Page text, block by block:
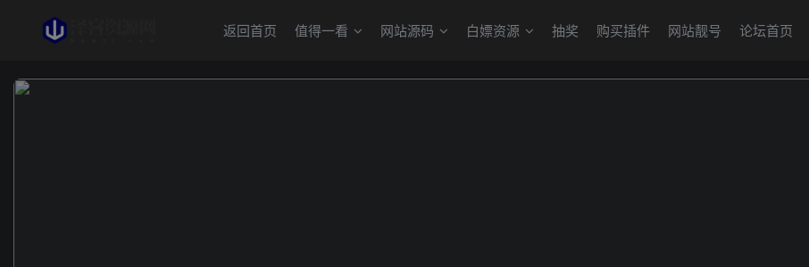
返回首页 值得一看 网站源码 白嫖资源 抽奖 购买插件 网站靓号 论坛首页